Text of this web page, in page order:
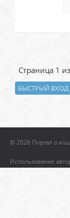
Страница 1 из
© 2026 Портал о
Использование